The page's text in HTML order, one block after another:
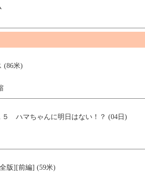
(86米)
５ ハマちゃんに明日はない！？ (04日)
版][前編] (59米)